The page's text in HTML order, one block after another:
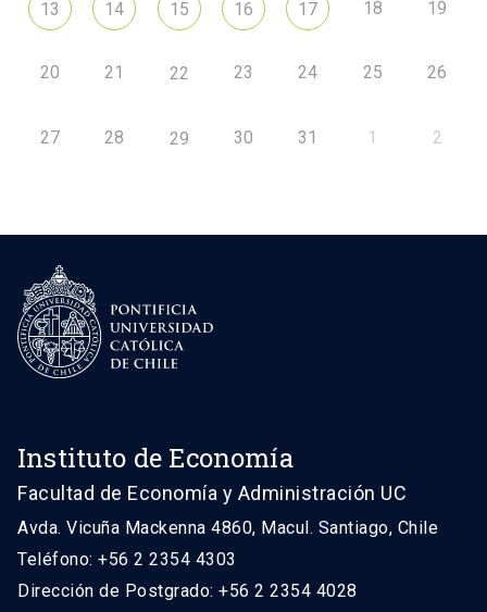
13 14 15 16 17 18 19
20 21 22 23 24 25 26
27 28 29 30 31 1 2
Instituto de Economía
Facultad de Economía y Administración UC
Avda. Vicuña Mackenna 4860, Macul. Santiago, Chile
Teléfono: +56 2 2354 4303
Dirección de Postgrado: +56 2 2354 4028